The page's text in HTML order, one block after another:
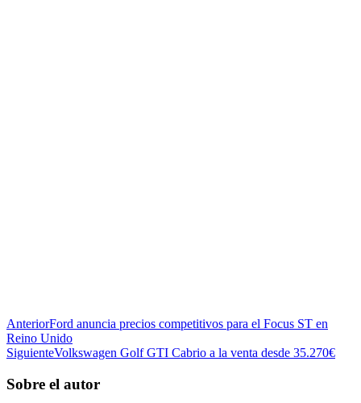
AnteriorFord anuncia precios competitivos para el Focus ST en
Reino Unido
SiguienteVolkswagen Golf GTI Cabrio a la venta desde 35.270€
Sobre el autor